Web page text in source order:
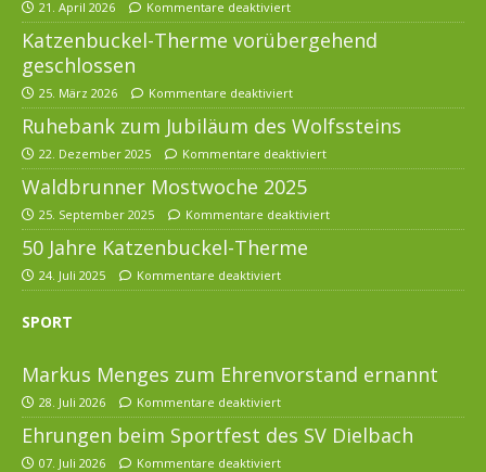
21. April 2026 Kommentare deaktiviert
Katzenbuckel-Therme vorübergehend
geschlossen
25. März 2026 Kommentare deaktiviert
Ruhebank zum Jubiläum des Wolfssteins
22. Dezember 2025 Kommentare deaktiviert
Waldbrunner Mostwoche 2025
25. September 2025 Kommentare deaktiviert
50 Jahre Katzenbuckel-Therme
24. Juli 2025 Kommentare deaktiviert
SPORT
Markus Menges zum Ehrenvorstand ernannt
28. Juli 2026 Kommentare deaktiviert
Ehrungen beim Sportfest des SV Dielbach
07. Juli 2026 Kommentare deaktiviert